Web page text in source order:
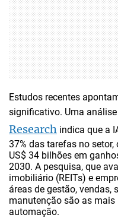
Estudos recentes
significativo. Uma
Research indica que a
37% das tarefas no
US$ 34 bilhões em
2030. A pesquisa, que
imobiliário (REITs) e
áreas de gestão,
manutenção são as mais
automação.